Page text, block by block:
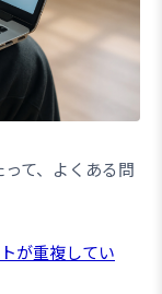
て、よくある問
が重複してい